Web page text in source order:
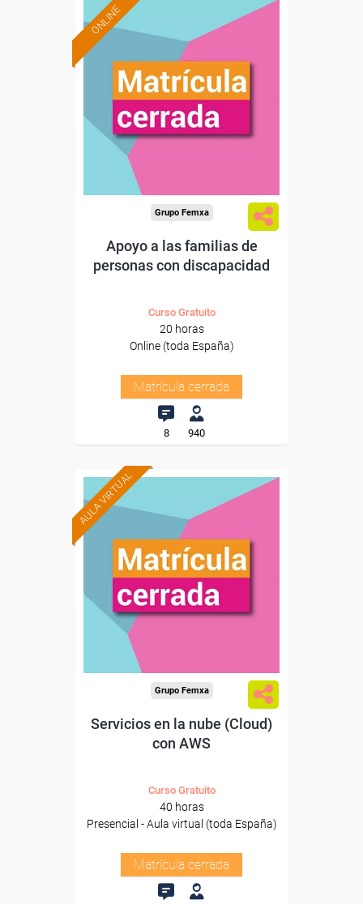
ONLINE
Grupo Femxa
Apoyo a las familias de
personas con discapacidad
Curso Gratuito
20 horas
Online (toda España)
Matrícula cerrada
8 940
AULA VIRTUAL
Grupo Femxa
Servicios en la nube (Cloud)
con AWS
Curso Gratuito
40 horas
Presencial - Aula virtual (toda España)
Matrícula cerrada